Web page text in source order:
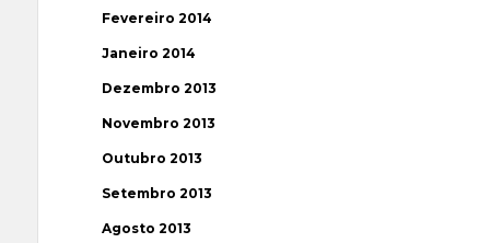
Fevereiro 2014
Janeiro 2014
Dezembro 2013
Novembro 2013
Outubro 2013
Setembro 2013
Agosto 2013